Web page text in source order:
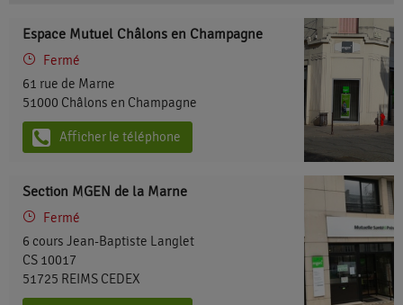
Espace Mutuel Châlons en Champagne
Fermé
61 rue de Marne
51000 Châlons en Champagne
Afficher le téléphone
Section MGEN de la Marne
Fermé
6 cours Jean-Baptiste Langlet
CS 10017
51725 REIMS CEDEX